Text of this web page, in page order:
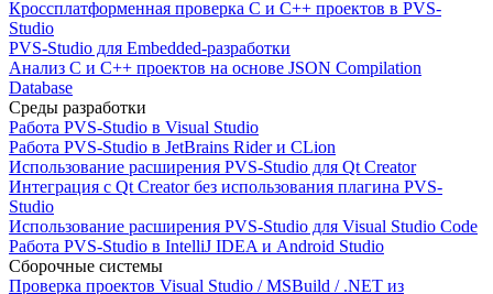
Кроссплатформенная проверка C и C++ проектов в PVS-
Studio
PVS-Studio для Embedded-разработки
Анализ C и C++ проектов на основе JSON Compilation
Database
Среды разработки
Работа PVS-Studio в Visual Studio
Работа PVS-Studio в JetBrains Rider и CLion
Использование расширения PVS-Studio для Qt Creator
Интеграция с Qt Creator без использования плагина PVS-
Studio
Использование расширения PVS-Studio для Visual Studio Code
Работа PVS-Studio в IntelliJ IDEA и Android Studio
Сборочные системы
Проверка проектов Visual Studio / MSBuild / .NET из